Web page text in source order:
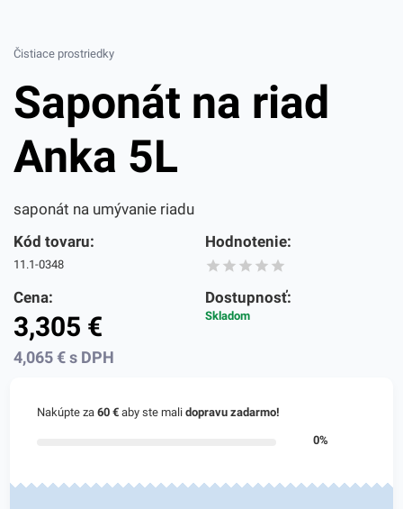
Čistiace prostriedky
Saponát na riad
Anka 5L
saponát na umývanie riadu
Kód tovaru:
11.1-0348
Hodnotenie:
Cena:
3,305 €
4,065€ s DPH
Dostupnosť:
Skladom
Nakúpte za60 € aby ste malidopravu zadarmo!
0%